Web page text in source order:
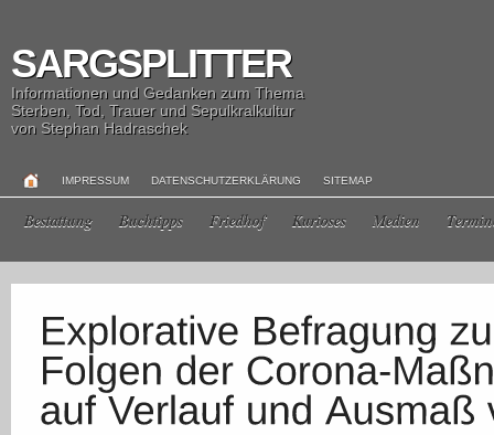
SARGSPLITTER
Informationen und Gedanken zum Thema
Sterben, Tod, Trauer und Sepulkralkultur
von Stephan Hadraschek
IMPRESSUM DATENSCHUTZERKLÄRUNG SITEMAP
Bestattung Buchtipps Friedhof Kurioses Medien